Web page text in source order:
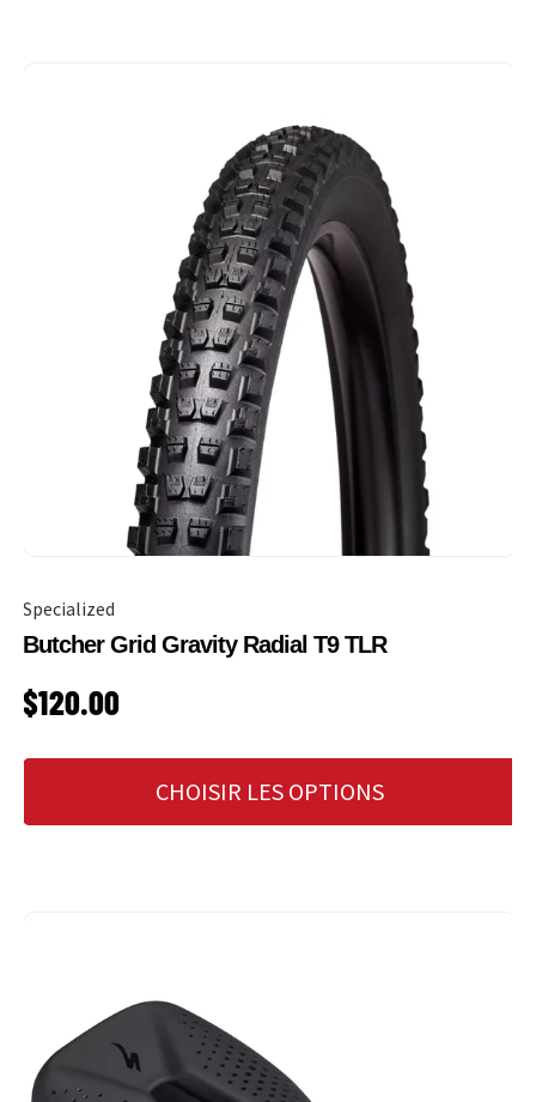
Specialized
Butcher Grid Gravity Radial T9 TLR
PRIX HABITUEL
$120.00
CHOISIR LES OPTIONS